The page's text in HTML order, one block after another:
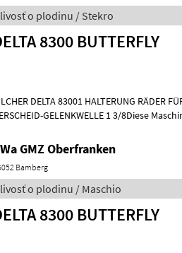
o plodinu / Stekro
8300 BUTTERFLY
DELTA 83001 HALTERUNG RÄDER
GELENKWELLE 1 3/8Diese
GMZ Oberfranken
Bamberg
o plodinu / Maschio
8300 BUTTERFLY